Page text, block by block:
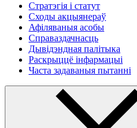
Стратэгія і статут
Сходы акцыянераў
Афіляваныя асобы
Справаздачнасць
Дывідэндная палітыка
Раскрыццё інфармацыі
Часта задаваныя пытанні